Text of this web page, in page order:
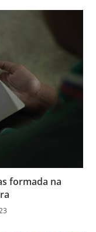
formada na